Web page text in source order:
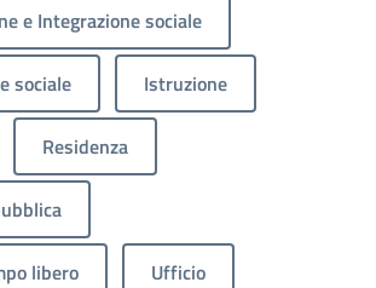
e Integrazione sociale
sociale Istruzione
Residenza
libero Ufficio